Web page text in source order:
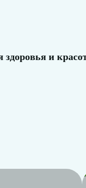
здоровья и